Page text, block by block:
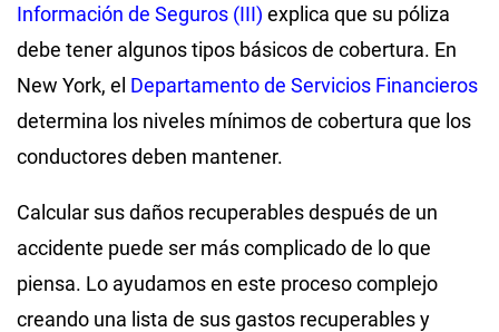
Información de Seguros (III) explica que su póliza
debe tener algunos tipos básicos de cobertura. En
New York, el Departamento de Servicios Financieros
determina los niveles mínimos de cobertura que los
conductores deben mantener.
Calcular sus daños recuperables después de un
accidente puede ser más complicado de lo que
piensa. Lo ayudamos en este proceso complejo
creando una lista de sus gastos recuperables y